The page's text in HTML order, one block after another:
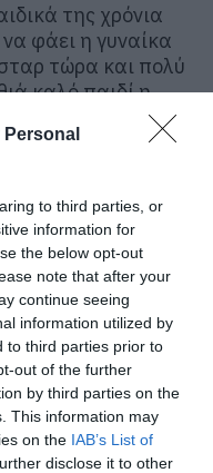
to third parties, or
information for
the below opt-out
note that after your
continue seeing
information utilized by
to third parties prior to
out of the further
by third parties on the
This information may
on the IAB’s List of
disclose it to other
της χρόνια
να φάει η γυναίκα
τώρα και πολύ
καλό παιδί η
πραγματικά
μας έκανε τότε
της».